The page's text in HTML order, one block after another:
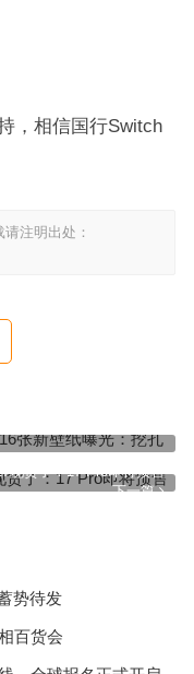
，相信国行Switch
注明出处：
下一篇
现货了：17 Pro即将预售
势待发
百货会